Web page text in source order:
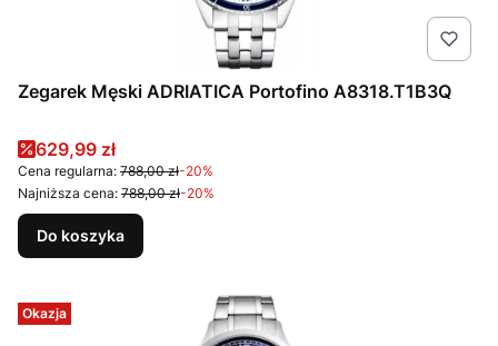
Zegarek Męski ADRIATICA Portofino A8318.T1B3Q
Cena promocyjna
629,99 zł
Cena regularna: 788,00 zł-20%
Najniższa cena: 788,00 zł-20%
Do koszyka
Okazja